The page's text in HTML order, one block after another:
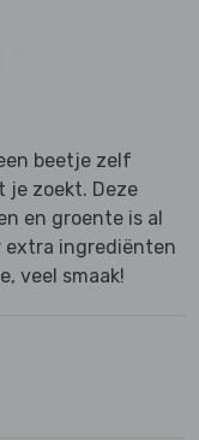
beetje zelf
je zoekt. Deze
en groente is al
extra ingrediënten
veel smaak!